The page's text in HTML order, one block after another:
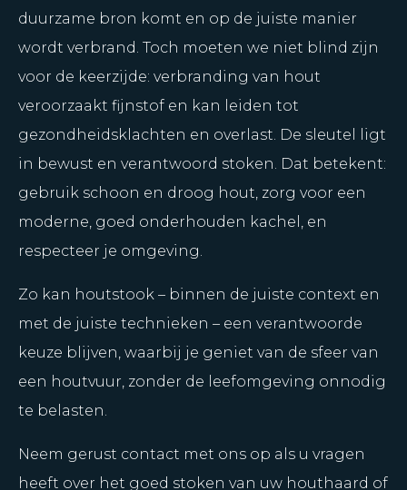
duurzame bron komt en op de juiste manier
wordt verbrand. Toch moeten we niet blind zijn
voor de keerzijde: verbranding van hout
veroorzaakt fijnstof en kan leiden tot
gezondheidsklachten en overlast. De sleutel ligt
in bewust en verantwoord stoken. Dat betekent:
gebruik schoon en droog hout, zorg voor een
moderne, goed onderhouden kachel, en
respecteer je omgeving.
Zo kan houtstook – binnen de juiste context en
met de juiste technieken – een verantwoorde
keuze blijven, waarbij je geniet van de sfeer van
een houtvuur, zonder de leefomgeving onnodig
te belasten.
Neem gerust contact met ons op als u vragen
heeft over het goed stoken van uw houthaard of